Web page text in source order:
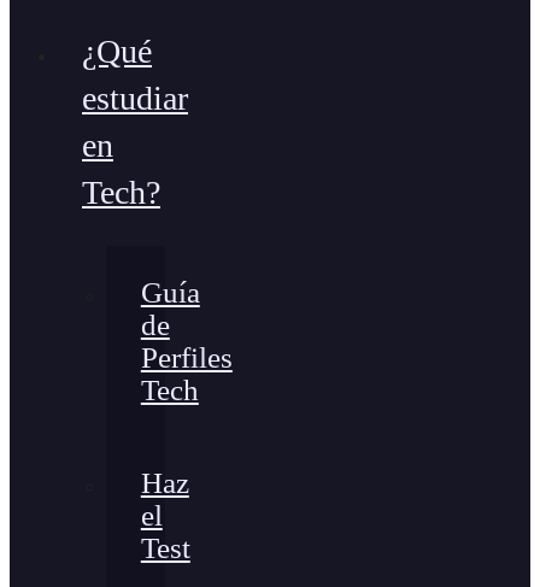
¿Qué
estudiar
en
Tech?
Guía
de
Perfiles
Tech
Haz
el
Test